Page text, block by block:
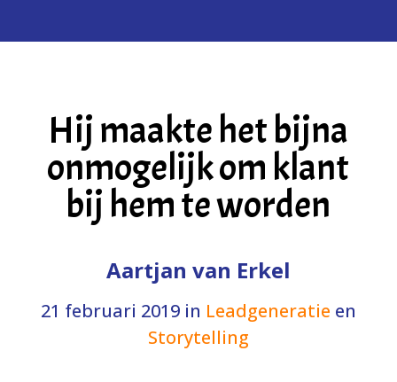
Hij maakte het bijna
onmogelijk om klant
bij hem te worden
Aartjan van Erkel
21 februari 2019in Leadgeneratie en
Storytelling